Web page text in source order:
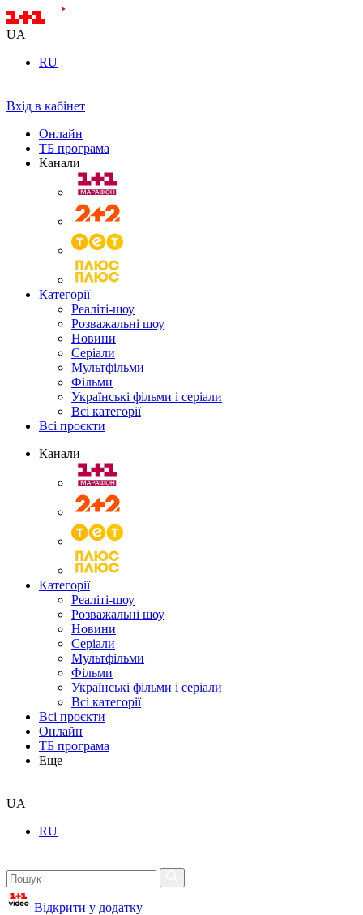
UA
RU
Вхід в кабінет
Онлайн
ТБ програма
Канали
Категорії
Реаліті-шоу
Розважальні шоу
Новини
Серіали
Мультфільми
Фільми
Українські фільми і серіали
Всі категорії
Всі проєкти
Канали
Категорії
Реаліті-шоу
Розважальні шоу
Новини
Серіали
Мультфільми
Фільми
Українські фільми і серіали
Всі категорії
Всі проєкти
Онлайн
ТБ програма
Еще
UA
RU
Відкрити у додатку